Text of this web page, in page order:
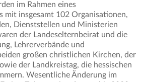
im Rahmen eines
mit insgesamt 102 Organisationen,
Dienststellen und Ministerien
der Landeselternbeirat und die
Lehrerverbände und
großen christlichen Kirchen, der
der Landkreistag, die hessischen
Wesentliche Änderung im